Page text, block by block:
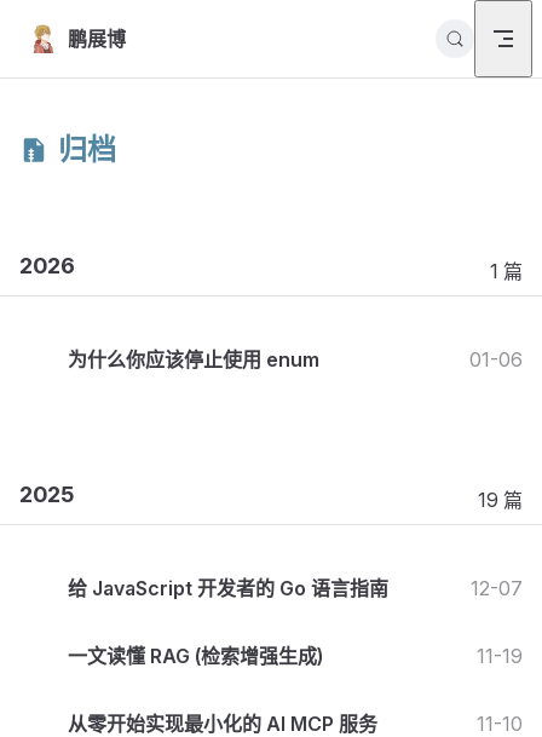
Skip to content
鹏展博
归档
2026 1 篇
为什么你应该停止使用 enum 01-06
2025 19 篇
给 JavaScript 开发者的 Go 语言指南 12-07
一文读懂 RAG (检索增强生成) 11-19
从零开始实现最小化的 AI MCP 服务 11-10